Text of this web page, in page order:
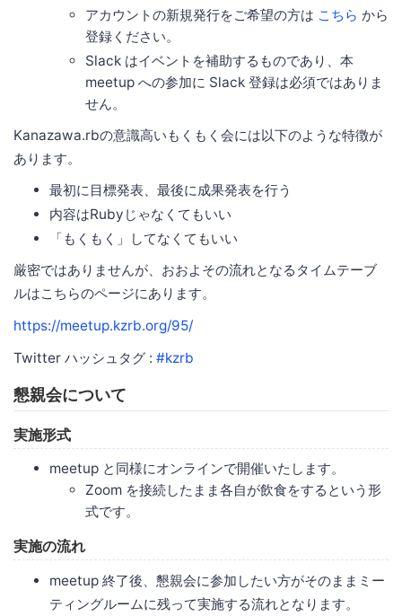
アカウントの新規発行をご希望の方は こちら から
登録ください。
Slack はイベントを補助するものであり、本
meetup への参加に Slack 登録は必須ではありま
せん。
Kanazawa.rbの意識高いもくもく会には以下のような特徴が
あります。
最初に目標発表、最後に成果発表を行う
内容はRubyじゃなくてもいい
「もくもく」してなくてもいい
厳密ではありませんが、おおよその流れとなるタイムテーブ
ルはこちらのページにあります。
https://meetup.kzrb.org/95/
Twitter ハッシュタグ : #kzrb
懇親会について
実施形式
meetup と同様にオンラインで開催いたします。
Zoom を接続したまま各自が飲食をするという形
式です。
実施の流れ
meetup 終了後、懇親会に参加したい方がそのままミー
ティングルームに残って実施する流れとなります。